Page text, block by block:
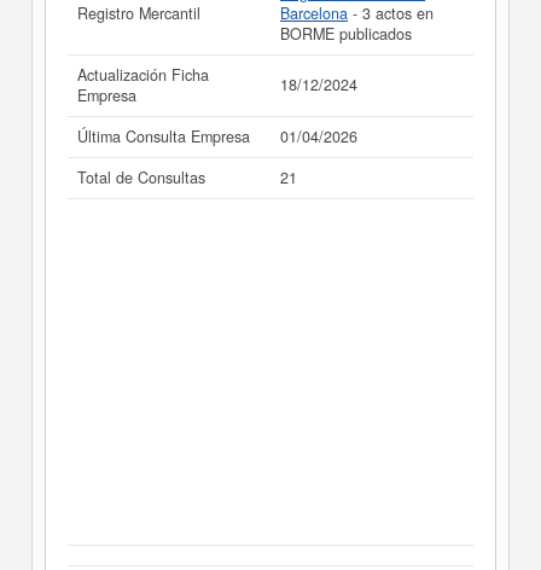
Registro Mercantil
Barcelona - 3 actos en
BORME publicados
Actualización Ficha
Empresa
18/12/2024
Última Consulta Empresa
01/04/2026
Total de Consultas
21